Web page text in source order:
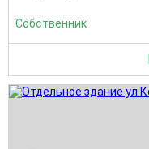
Собственник